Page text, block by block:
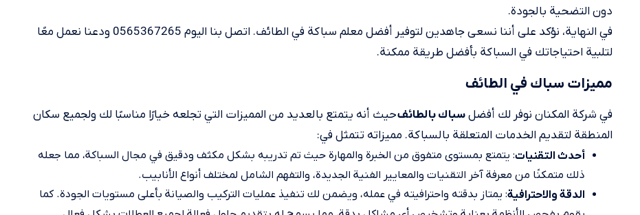
دون التضحية بالجودة.
في النهاية، نؤكد على أننا نسعى جاهدين لتوفير أفضل معلم سباكة في الطائف. اتصل بنا اليوم 0565367265 ودعنا نعمل معًا
لتلبية احتياجاتك في السباكة بأفضل طريقة ممكنة.
مميزات سباك في الطائف
في شركة المكنان نوفر لك أفضلسباك بالطائفحيث أنه يتمتع بالعديد من المميزات التي تجلعه خيارًا مناسبًا لك ولجميع سكان
المنطقة لتقديم الخدمات المتعلقة بالسباكة. مميزاته تتمثل في:
أحدث التقنيات: يتمتع بمستوى متفوق من الخبرة والمهارة حيث تم تدريبه بشكل مكثف ودقيق في مجال السباكة، مما جعله
ذلك متمكنًا من معرفة آخر التقنيات والمعايير الفنية الجديدة، والتفهم الشامل لمختلف أنواع الأنابيب.
الدقة والاحترافية: يمتاز بدقته واحترافيته في عمله، ويضمن لك تنفيذ عمليات التركيب والصيانة بأعلى مستويات الجودة. كما